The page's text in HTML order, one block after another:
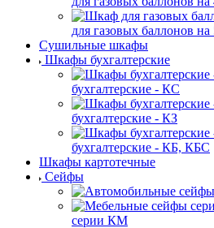
для газовых баллонов на
Сушильные шкафы
Шкафы бухгалтерские
бухгалтерские - КС
бухгалтерские - КЗ
бухгалтерские - КБ, КБС
Шкафы картотечные
Сейфы
серии КМ